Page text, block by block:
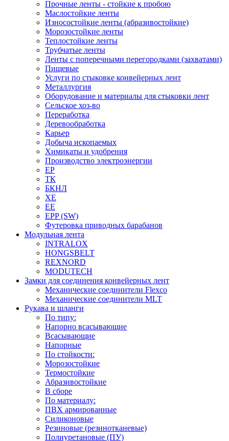
Прочные ленты - стойкие к пробою
Маслостойкие ленты
Износостойкие ленты (абразивостойкие)
Морозостойкие ленты
Теплостойкие ленты
Трубчатые ленты
Ленты с поперечными перегородками (захватами)
Пищевые
Услуги по стыковке конвейерных лент
Металлургия
Оборудование и материалы для стыковки лент
Сельское хоз-во
Переработка
Деревообработка
Карьер
Добыча ископаемых
Химикаты и удобрения
Производство электроэнергии
EP
ТК
БКНЛ
XE
EE
EPP (SW)
Футеровка приводных барабанов
Модульная лента
INTRALOX
HONGSBELT
REXNORD
MODUTECH
Замки для соединения конвейерных лент
Механические соединители Flexco
Механические соединители MLT
Рукава и шланги
По типу:
Напорно всасывающие
Всасывающие
Напорные
По стойкости:
Морозостойкие
Термостойкие
Абразивостойкие
В сборе
По материалу:
ПВХ армированные
Силиконовые
Резиновые (резинотканевые)
Полиуретановые (ПУ)